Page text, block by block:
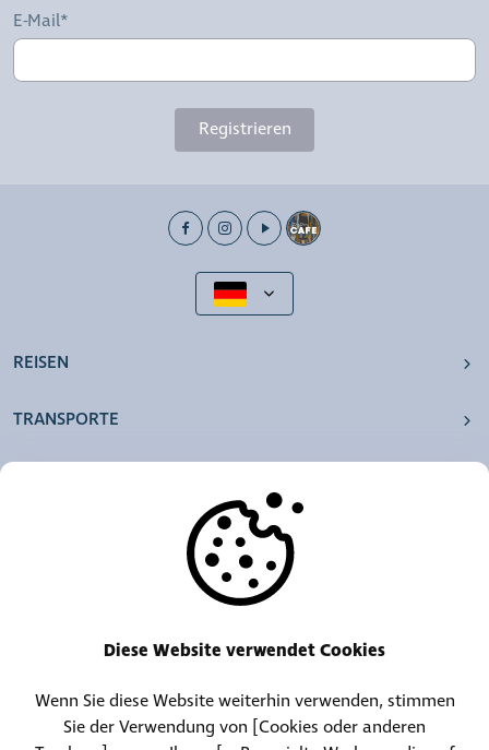
E-Mail*
Registrieren
REISEN
TRANSPORTE
Telefonzentrale:
Kontakt für Fundgegenstände
Diese Website verwendet Cookies
Wenn Sie diese Website weiterhin verwenden, stimmen
Sie der Verwendung von [Cookies oder anderen